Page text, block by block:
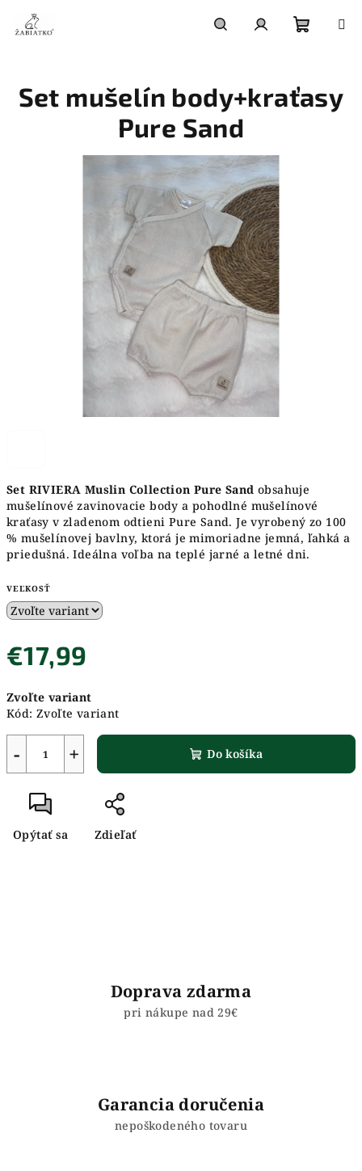
obsah
košík
Set RIVIERA Muslin Collection Pure Sand obsahuje
mušelínové zavinovacie body a pohodlné mušelínové
kraťasy v zladenom odtieni Pure Sand. Je vyrobený zo 100
% mušelínovej bavlny, ktorá je mimoriadne jemná, ľahká a
priedušná. Ideálna voľba na teplé jarné a letné dni.
VEĽKOSŤ
€17,99
cena:
Zvoľte variant
Kód: Zvoľte variant
+
− Do košíka
Opýtať sa Zdieľať
Set mušelín body+kraťasy
Pure Sand
Doprava zdarma
pri nákupe nad 29€
Garancia doručenia
nepoškodeného tovaru